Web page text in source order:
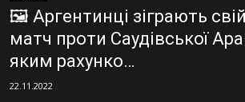
🖼 Аргентинці зіграють
матч проти Саудівської
яким рахунко…
22.11.2022